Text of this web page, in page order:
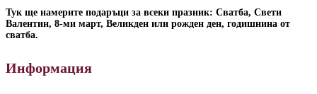
Тук ще намерите подаръци за всеки празник: Сватба, Свети
Валентин, 8-ми март, Великден или рожден ден, годишнина от
сватба.
Информация